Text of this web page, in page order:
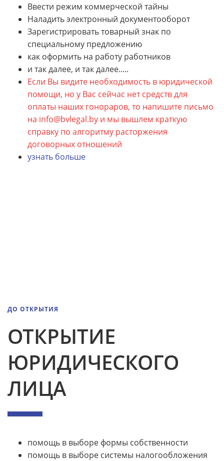
Ввести режим коммерческой тайны
Наладить электронный документооборот
Зарегистрировать товарный знак по
специальному предложению
как оформить на работу работников
и так далее, и так далее.....
Если Вы видите необходимость в юридической
помощи, но у Вас сейчас нет средств для
оплаты наших гонораров, то напишите письмо
на info@bvlegal.by и мы вышлем краткую
справку по алгоритму расторжения
договорных отношений
узнать больше
ДО ОТКРЫТИЯ
ОТКРЫТИЕ
ЮРИДИЧЕСКОГО
ЛИЦА
помощь в выборе формы собственности
помощь в выборе системы налогообложения